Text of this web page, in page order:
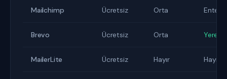
Mailchimp Ücretsiz Orta
Brevo Ücretsiz Orta Yerel
MailerLite Ücretsiz Hayır Hayır